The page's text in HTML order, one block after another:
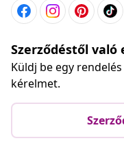
Szerződéstől való
Küldj be egy
kérelmet.